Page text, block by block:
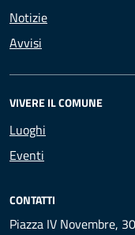
Notizie
Avvisi
VIVERE IL COMUNE
Luoghi
Eventi
CONTATTI
Piazza IV Novembre,